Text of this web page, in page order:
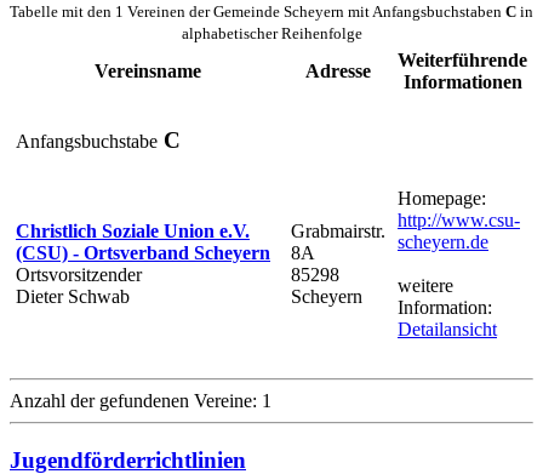
Tabelle mit den 1 Vereinen der Gemeinde Scheyern mit Anfangsbuchstaben C in
alphabetischer Reihenfolge
Vereinsname Adresse
Weiterführende
Informationen
Anfangsbuchstabe C
Christlich Soziale Union e.V.
(CSU) - Ortsverband Scheyern
Ortsvorsitzender
Dieter Schwab
Grabmairstr.
8A
85298
Scheyern
Homepage:
http://www.csu-
scheyern.de
weitere
Information:
Detailansicht
Anzahl der gefundenen Vereine: 1
Jugendförderrichtlinien